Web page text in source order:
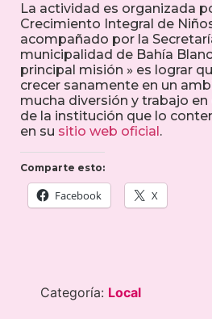
La actividad es organizada
Crecimiento Integral de
acompañado por la
municipalidad de Bahía
principal misión » es lograr
crecer sanamente en un
mucha diversión y trabajo
de la institución que lo
en su sitio web oficial .
Comparte esto:
Facebook X
Categoría: Local